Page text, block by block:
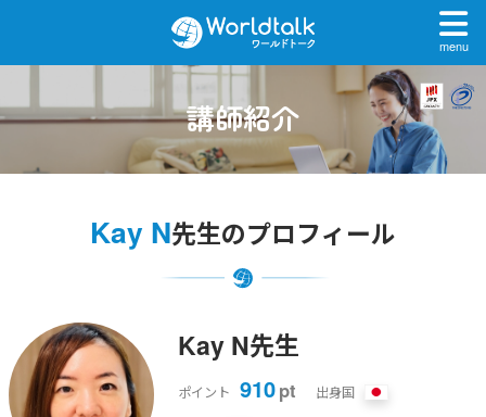
menu
講師紹介
Kay N先生のプロフィール
Kay N先生
ポイント 910pt
出身国